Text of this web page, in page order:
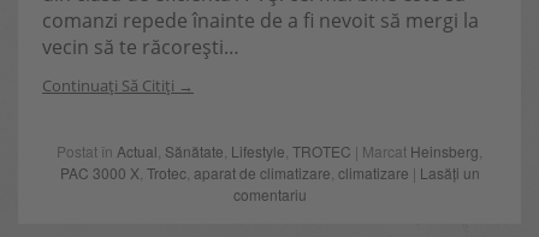
comanzi repede înainte de a fi nevoit să mergi la
vecin să te răcorești…
Continuați Să Citiți
Postat în Actual Sănătate Lifestyle TROTEC | Marcat Heinsberg
PAC 3000 X Trotec, aparat de climatizare climatizare | Lasăți un
comentariu